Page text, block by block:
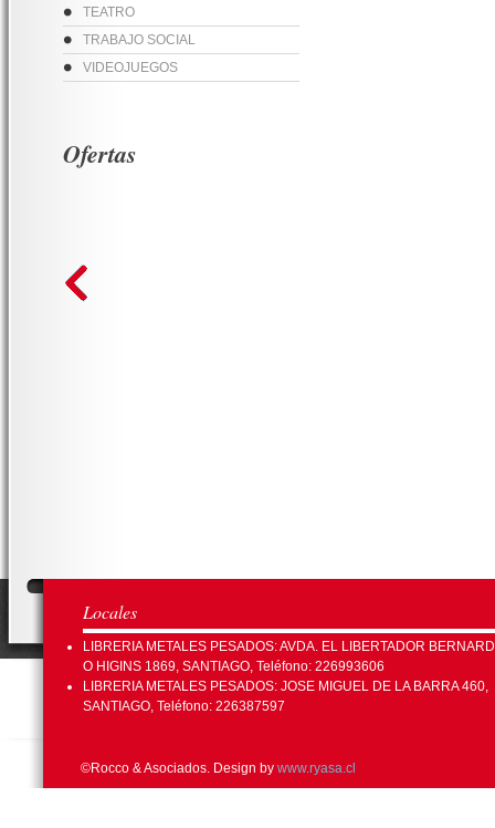
TEATRO
TRABAJO SOCIAL
VIDEOJUEGOS
Ofertas
Locales
LIBRERIA METALES PESADOS: AVDA. EL LIBERTADOR
O HIGINS 1869, SANTIAGO, Teléfono: 226993606
LIBRERIA METALES PESADOS: JOSE MIGUEL DE LA BARRA 460,
SANTIAGO, Teléfono: 226387597
©Rocco & Asociados. Design by www.ryasa.cl